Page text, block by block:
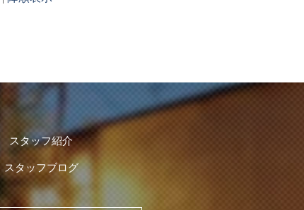
スタッフ紹介
スタッフブログ